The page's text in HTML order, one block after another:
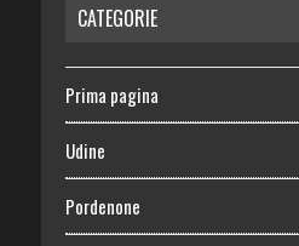
CATEGORIE
Prima pagina
Udine
Pordenone